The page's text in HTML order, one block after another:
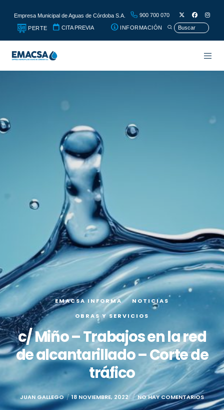
Empresa Municipal de Aguas de Córdoba S.A. 900 700 070
PERTE CITA PREVIA INFORMACIÓN
EMACSA INFORMA
NOTICIAS
OBRAS Y SERVICIOS
c/ Miño – Trabajos en la red
de alcantarillado – Corte de
tráfico
JUAN GALLEGO 18 NOVIEMBRE, 2022 NO HAY COMENTARIOS